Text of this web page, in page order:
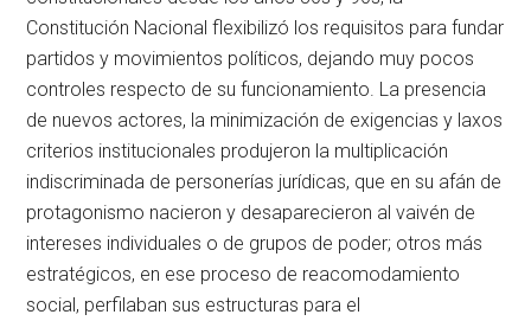
Constitución Nacional flexibilizó los requisitos para fundar
partidos y movimientos políticos, dejando muy pocos
controles respecto de su funcionamiento. La presencia
de nuevos actores, la minimización de exigencias y laxos
criterios institucionales produjeron la multiplicación
indiscriminada de personerías jurídicas, que en su afán de
protagonismo nacieron y desaparecieron al vaivén de
intereses individuales o de grupos de poder; otros más
estratégicos, en ese proceso de reacomodamiento
social, perfilaban sus estructuras para el